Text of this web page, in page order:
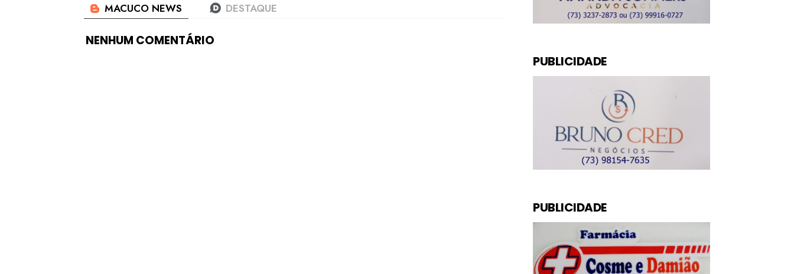
NENHUM COMENTÁRIO
PUBLICIDADE
PUBLICIDADE